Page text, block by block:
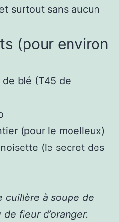
surtout sans aucun
(pour environ
blé (T45 de
(pour le moelleux)
(le secret des
cuillère à soupe de
fleur d’oranger.